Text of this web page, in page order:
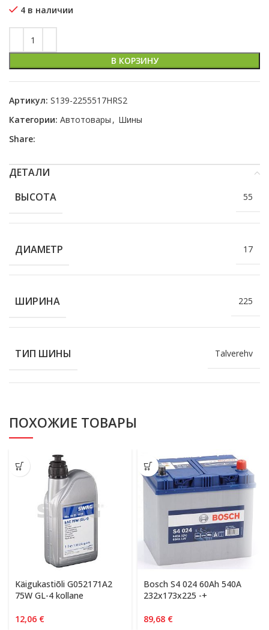
4 в наличии
В КОРЗИНУ
Артикул: S139-2255517HRS2
Категории: Автотовары , Шины
Share:
ДЕТАЛИ
ВЫСОТА
55
ДИАМЕТР 17
ШИРИНА 225
ТИП ШИНЫ Talverehv
ПОХОЖИЕ ТОВАРЫ
Käigukastiõli G052171A2
75W GL-4 kollane
12,06 €
Bosch S4 024 60Ah 540A
232x173x225 -+
89,68 €